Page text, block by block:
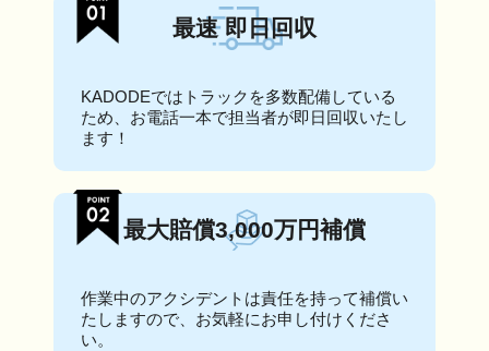
最速 即日回収
KADODEではトラックを多数配備している
ため、お電話一本で担当者が即日回収いたし
ます！
最大賠償3,000万円補償
作業中のアクシデントは責任を持って補償い
たしますので、お気軽にお申し付けくださ
い。